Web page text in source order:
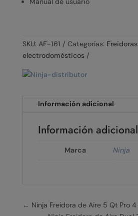
SKU: AF-161 Categorías:
electrodomésticos
Información adicional
Información adicional
Marca Ninja
← Ninja Freidora de Aire 5 Qt Pro 4